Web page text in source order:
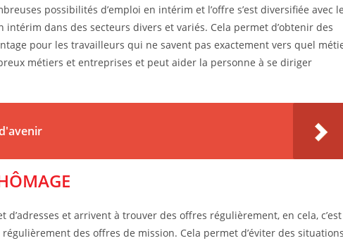
possibilités d’emploi en intérim et l’offre s’est diversifiée avec le
dans des secteurs divers et variés. Cela permet d’obtenir des
pour les travailleurs qui ne savent pas exactement vers quel
métiers et entreprises et peut aider la personne à se diriger
d’adresses et arrivent à trouver des offres régulièrement, en cela, c’est
des offres de mission. Cela permet d’éviter des situations